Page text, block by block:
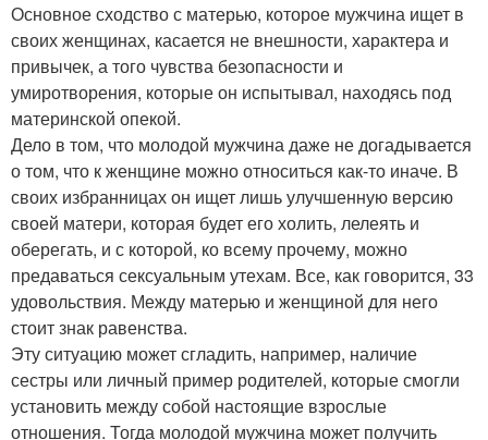
Основное сходство с матерью, которое мужчина ищет в
своих женщинах, касается не внешности, характера и
привычек, а того чувства безопасности и
умиротворения, которые он испытывал, находясь под
материнской опекой.
Дело в том, что молодой мужчина даже не догадывается
о том, что к женщине можно относиться как-то иначе. В
своих избранницах он ищет лишь улучшенную версию
своей матери, которая будет его холить, лелеять и
оберегать, и с которой, ко всему прочему, можно
предаваться сексуальным утехам. Все, как говорится, 33
удовольствия. Между матерью и женщиной для него
стоит знак равенства.
Эту ситуацию может сгладить, например, наличие
сестры или личный пример родителей, которые смогли
установить между собой настоящие взрослые
отношения. Тогда молодой мужчина может получить